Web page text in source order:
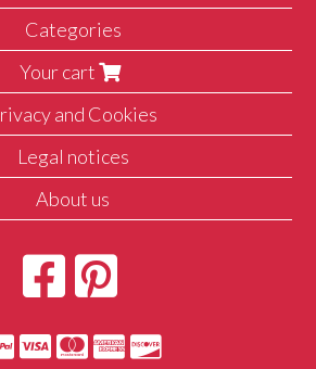
Categories
Your cart
and Cookies
Legal notices
About us